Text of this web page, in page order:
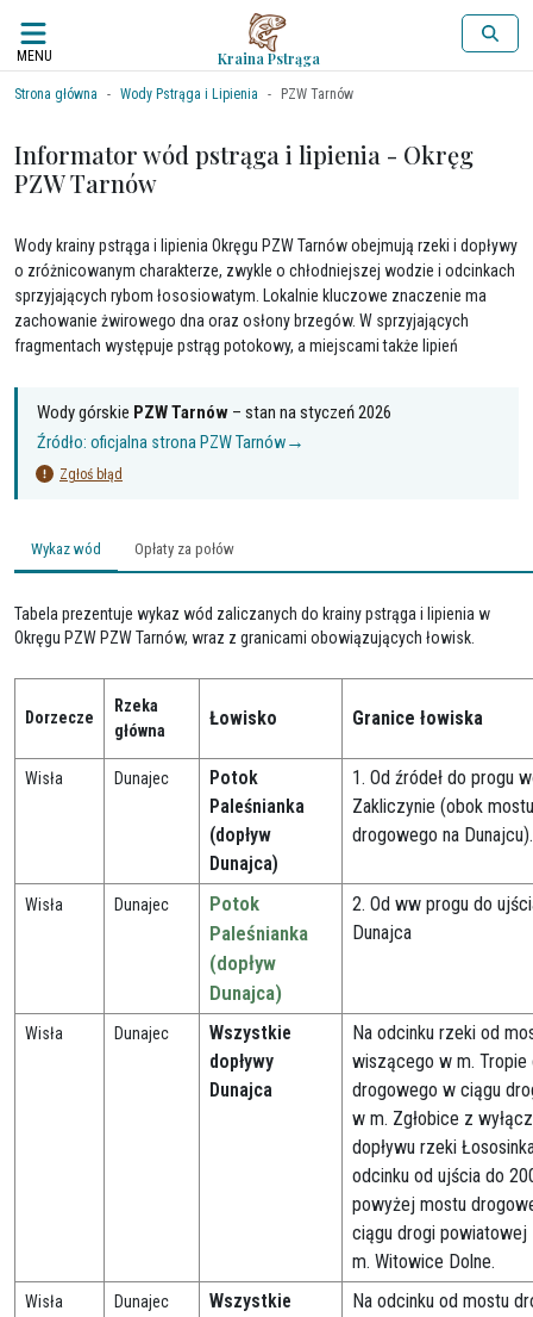
MENU Kraina Pstrąga
Strona główna Wody Pstrąga i Lipienia PZW Tarnów
Informator wód pstrąga i lipienia - Okręg
PZW Tarnów
Wody krainy pstrąga i lipienia Okręgu PZW Tarnów obejmują rzeki i dopływy
o zróżnicowanym charakterze, zwykle o chłodniejszej wodzie i odcinkach
sprzyjających rybom łososiowatym. Lokalnie kluczowe znaczenie ma
zachowanie żwirowego dna oraz osłony brzegów. W sprzyjających
fragmentach występuje pstrąg potokowy, a miejscami także lipień
Wody górskie PZW Tarnów – stan nastyczeń 2026
Źródło: oficjalna strona PZW Tarnów→
Zgłoś błąd
Wykaz wód Opłaty za połów
Tabela prezentuje wykaz wód zaliczanych do krainy pstrąga i lipienia w
Okręgu PZW PZW Tarnów, wraz z granicami obowiązujących łowisk.
Dorzecze
Rzeka
główna
Łowisko Granice łowiska
Wisła Dunajec
Potok
Paleśnianka
(dopływ
Dunajca)
1. Od źródeł do progu
Zakliczynie (obok mostu
drogowego na Dunajcu).
Wisła Dunajec
Potok
Paleśnianka
(dopływ
Dunajca)
2. Od ww progu do
Dunajca
Wisła Dunajec
Wszystkie
dopływy
Dunajca
Na odcinku rzeki od
wiszącego w m. Tropie
drogowego w ciągu
w m. Zgłobice z
dopływu rzeki
odcinku od ujścia do
powyżej mostu
ciągu drogi powiatowej
m. Witowice Dolne.
Wisła Dunajec
Wszystkie
Na odcinku od mostu